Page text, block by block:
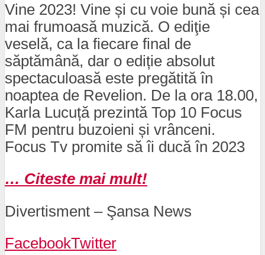
Vine 2023! Vine și cu voie bună și cea
mai frumoasă muzică. O ediţie
veselă, ca la fiecare final de
săptămână, dar o ediție absolut
spectaculoasă este pregătită în
noaptea de Revelion. De la ora 18.00,
Karla Lucuță prezintă Top 10 Focus
FM pentru buzoieni și vrânceni.
Focus Tv promite să îi ducă în 2023
… Citeste mai mult!
Divertisment – Şansa News
FacebookTwitter